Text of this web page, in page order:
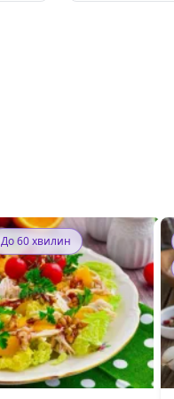
До 60 хвилин